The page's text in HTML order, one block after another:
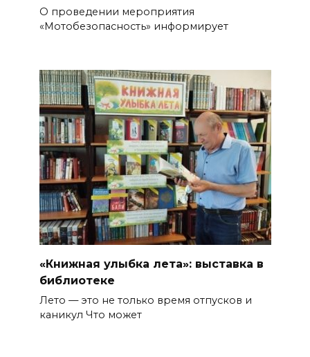
О проведении мероприятия
«Мотобезопасность» информирует
«Книжная улыбка лета»: выставка в
библиотеке
Лето — это не только время отпусков и
каникул Что может